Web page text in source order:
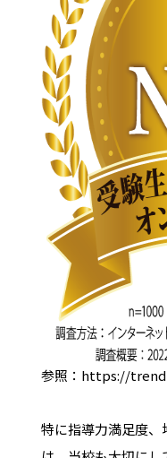
参照：https://
特に指導力満足度